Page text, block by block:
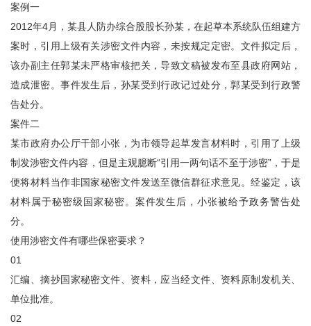
案例一
2012年4月，某县人防办综合股股长孙某，在起草本系统队伍组建方
案时，引用上级有关涉密文件内容，未按规定定密。文件拟定后，
该办副主任郭某未严格审核把关，导致文稿被发布至县政府网站，
造成泄密。事件发生后，孙某受到行政记过处分，郭某受到行政警
告处分。
案件二
某市政府办公厅干部小张，为市领导起草发言材料时，引用了上级
制发涉密文件内容，但是主观臆断“引用一两句话不至于涉密”，于是
便将材料当作非国家秘密文件发送至微信群征求意见。经鉴定，该
材料属于秘密级国家秘密。案件发生后，小张被给予政务警告处
分。
使用涉密文件有哪些保密要求？
01
汇编、摘抄国家秘密文件、资料，应当经文件、资料原制发机关、
单位批准。
02